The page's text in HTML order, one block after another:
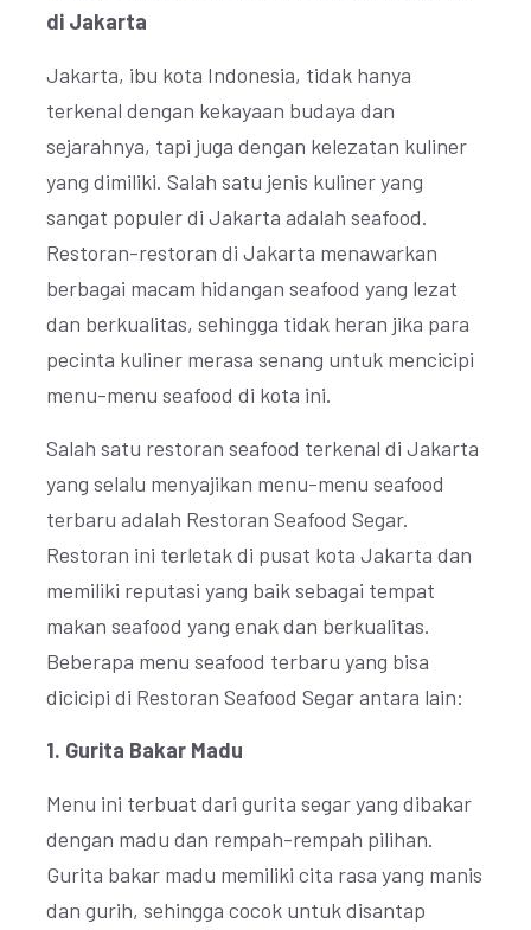
di Jakarta
Jakarta, ibu kota Indonesia, tidak hanya
terkenal dengan kekayaan budaya dan
sejarahnya, tapi juga dengan kelezatan kuliner
yang dimiliki. Salah satu jenis kuliner yang
sangat populer di Jakarta adalah seafood.
Restoran-restoran di Jakarta menawarkan
berbagai macam hidangan seafood yang lezat
dan berkualitas, sehingga tidak heran jika para
pecinta kuliner merasa senang untuk mencicipi
menu-menu seafood di kota ini.
Salah satu restoran seafood terkenal di Jakarta
yang selalu menyajikan menu-menu seafood
terbaru adalah Restoran Seafood Segar.
Restoran ini terletak di pusat kota Jakarta dan
memiliki reputasi yang baik sebagai tempat
makan seafood yang enak dan berkualitas.
Beberapa menu seafood terbaru yang bisa
dicicipi di Restoran Seafood Segar antara lain:
1. Gurita Bakar Madu
Menu ini terbuat dari gurita segar yang dibakar
dengan madu dan rempah-rempah pilihan.
Gurita bakar madu memiliki cita rasa yang manis
dan gurih, sehingga cocok untuk disantap